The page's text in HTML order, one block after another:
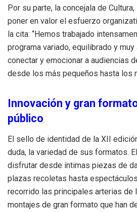
Por su parte, la concejala de Cultura,
poner en valor el esfuerzo
la cita: “Hemos trabajado
programa variado, equilibrado y
conectar y emocionar a audiencias
desde los más pequeños hasta los
Innovación y gran
público
El sello de identidad de la XII
duda, la variedad de sus formatos.
disfrutar desde íntimas piezas de
plazas recoletas hasta
recorrido las principales arterias de
montajes de gran formato que han